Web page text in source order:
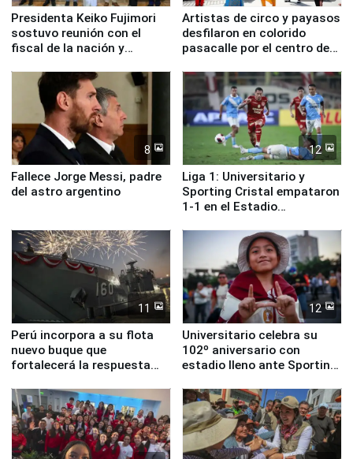
Presidenta Keiko Fujimori
sostuvo reunión con el
fiscal de la nación y
Artistas de circo y payasos
desfilaron en colorido
pasacalle por el centro de
8
Fallece Jorge Messi, padre
del astro argentino
12
Liga 1: Universitario y
Sporting Cristal empataron
1-1 en el Estadio
11
Perú incorpora a su flota
nuevo buque que
fortalecerá la respuesta
12
Universitario celebra su
102º aniversario con
estadio lleno ante Sporting